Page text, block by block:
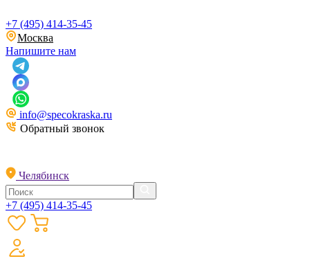
+7 (495) 414-35-45
Москва
Напишите нам
info@specokraska.ru
Обратный звонок
Челябинск
+7 (495) 414-35-45